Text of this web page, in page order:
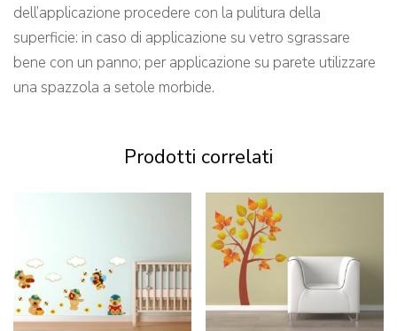
dell’applicazione procedere con la pulitura della
superficie: in caso di applicazione su vetro sgrassare
bene con un panno; per applicazione su parete utilizzare
una spazzola a setole morbide.
Prodotti correlati